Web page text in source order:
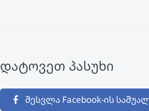
დატოვეთ პასუხი
შესვლა Facebook-ის